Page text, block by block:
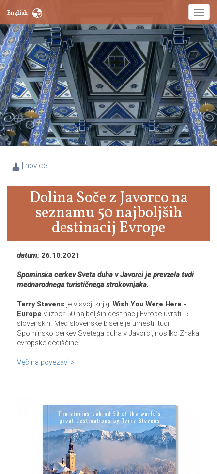
Toggle
English
| novice
Dolina Soče z Javorco na
seznamu 50 najboljših
destinacij Evrope
datum: 26.10.2021
Spominska cerkev Sveta duha v Javorci je prevzela tudi
mednarodnega turističnega strokovnjaka.
Terry Stevens je v svoji knjigiWish You Were Here -
Europe v izbor 50 najboljših destinacij Evrope uvrstil 5
slovenskih. Med slovenske bisere je umestil tudi
Spominsko cerkev Svetega duha v Javorci, nosilko Znaka
evropske dediščine.
Več na povezavi >